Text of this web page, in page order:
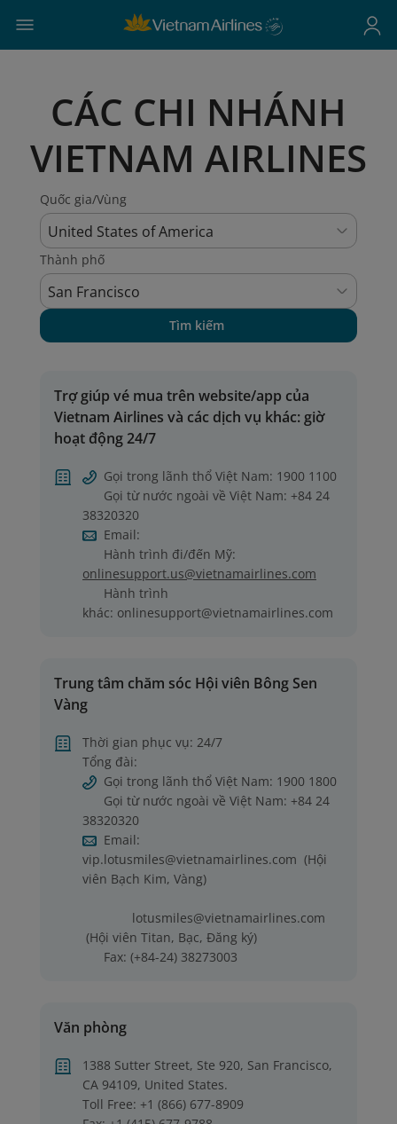
CÁC CHI NHÁNH
VIETNAM AIRLINES
Quốc gia/Vùng
United States of America
Thành phố
San Francisco
Tìm kiếm
Trợ giúp vé mua trên website/app của
Vietnam Airlines và các dịch vụ khác: giờ
hoạt động 24/7
Gọi trong lãnh thổ Việt Nam: 1900 1100
Gọi từ nước ngoài về Việt Nam: +84 24
38320320
Email:
Hành trình đi/đến Mỹ:
onlinesupport.us@vietnamairlines.com
Hành trình
khác: onlinesupport@vietnamairlines.com
Trung tâm chăm sóc Hội viên Bông Sen
Vàng
Thời gian phục vụ: 24/7
Tổng đài:
Gọi trong lãnh thổ Việt Nam: 1900 1800
Gọi từ nước ngoài về Việt Nam: +84 24
38320320
Email:
vip.lotusmiles@vietnamairlines.com (Hội
viên Bạch Kim, Vàng)
lotusmiles@vietnamairlines.com
(Hội viên Titan, Bạc, Đăng ký)
Fax: (+84-24) 38273003
Văn phòng
1388 Sutter Street, Ste 920, San Francisco,
CA 94109, United States.
Toll Free: +1 (866) 677-8909